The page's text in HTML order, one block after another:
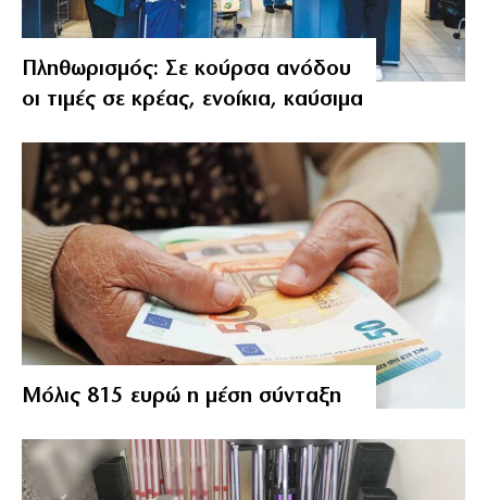
Πληθωρισμός: Σε κούρσα ανόδου
οι τιμές σε κρέας, ενοίκια, καύσιμα
Μόλις 815 ευρώ η μέση σύνταξη